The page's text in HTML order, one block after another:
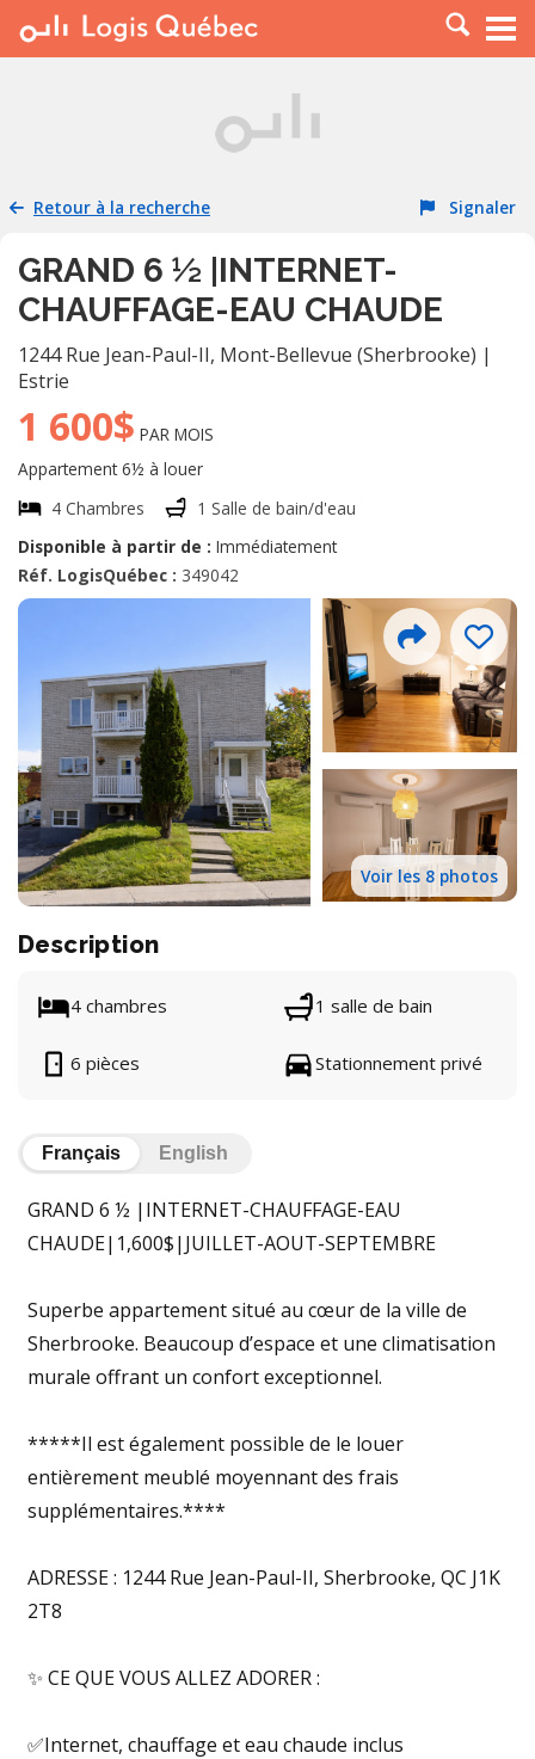
À LOUER
PLACER UNE ANNONCE
RESSOURCES
Retour à la recherche Signaler
GRAND 6 ½ |INTERNET-
CHAUFFAGE-EAU CHAUDE
1244 Rue Jean-Paul-II, Mont-Bellevue (Sherbrooke) |
Estrie
1 600$ PAR MOIS
Appartement 6½ à louer
4 Chambres
1 Salle de bain/d'eau
Disponible à partir de : Immédiatement
Réf. LogisQuébec : 349042
Voir les 8 photos
Description
4 chambres 1 salle de bain
6 pièces Stationnement privé
Français English
GRAND 6 ½ |INTERNET-CHAUFFAGE-EAU
CHAUDE|1,600$|JUILLET-AOUT-SEPTEMBRE
Superbe appartement situé au cœur de la ville de
Sherbrooke. Beaucoup d’espace et une climatisation
murale offrant un confort exceptionnel.
*****Il est également possible de le louer
entièrement meublé moyennant des frais
supplémentaires.****
ADRESSE : 1244 Rue Jean-Paul-II, Sherbrooke, QC J1K
2T8
✨ CE QUE VOUS ALLEZ ADORER :
✅Internet, chauffage et eau chaude inclus